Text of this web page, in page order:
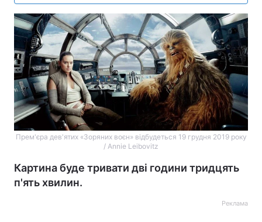
Прем'єра дев'ятих «Зоряних воєн» відбудеться 19 грудня 2019 року
/ Annie Leibovitz
Картина буде тривати дві години тридцять
п'ять хвилин.
Реклама